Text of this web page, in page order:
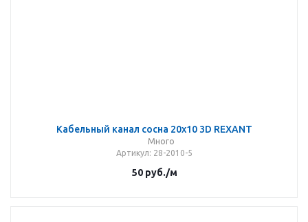
Кабельный канал сосна 20х10 3D REXANT
Много
Артикул: 28-2010-5
50руб./м